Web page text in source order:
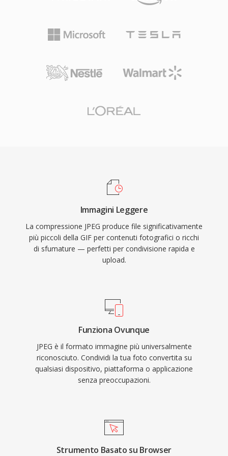
Immagini Leggere
La compressione JPEG produce file significativamente
più piccoli della GIF per contenuti fotografici o ricchi
di sfumature — perfetti per condivisione rapida e
upload.
Funziona Ovunque
JPEG è il formato immagine più universalmente
riconosciuto. Condividi la tua foto convertita su
qualsiasi dispositivo, piattaforma o applicazione
senza preoccupazioni.
Strumento Basato su Browser